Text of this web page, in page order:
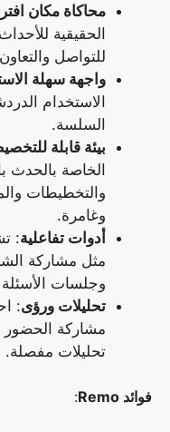
محاكاة مكان
الحقيقية
للتواصل
واجهة سهلة
الاستخدام
السلسة.
بيئة قابلة
الخاصة بالحدث
والتخطيطات
وغامرة.
أدوات تفاعلية:
مثل مشاركة
وجلسات الأسئلة
تحليلات ورؤى:
مشاركة الحضور
تحليلات مفصلة.
فوائد Remo :